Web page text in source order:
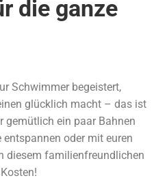
die ganze
Schwimmer begeistert,
glücklich macht – das ist
gemütlich ein paar Bahnen
oder mit euren
diesem familienfreundlichen